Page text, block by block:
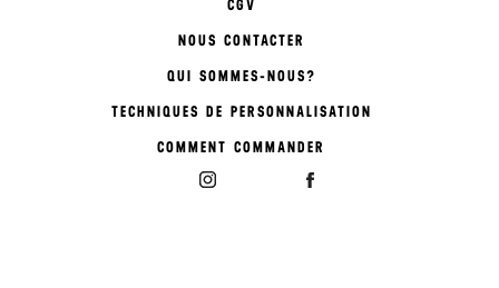
CGV
NOUS CONTACTER
QUI SOMMES-NOUS?
TECHNIQUES DE PERSONNALISATION
COMMENT COMMANDER